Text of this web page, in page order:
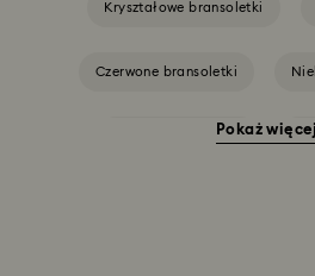
Kryształowe bransoletki
Czerwone bransoletki
Różowe bransoletkiPokaż więcej